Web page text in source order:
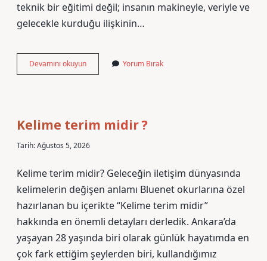
teknik bir eğitimi değil; insanın makineyle, veriyle ve
gelecekle kurduğu ilişkinin…
Devamını okuyunBilgisayar
teknolojisi
Yorum Bırak
Kelime terim midir ?
Tarih: Ağustos 5, 2026
Kelime terim midir? Geleceğin iletişim dünyasında
kelimelerin değişen anlamı Bluenet okurlarına özel
hazırlanan bu içerikte “Kelime terim midir”
hakkında en önemli detayları derledik. Ankara’da
yaşayan 28 yaşında biri olarak günlük hayatımda en
çok fark ettiğim şeylerden biri, kullandığımız